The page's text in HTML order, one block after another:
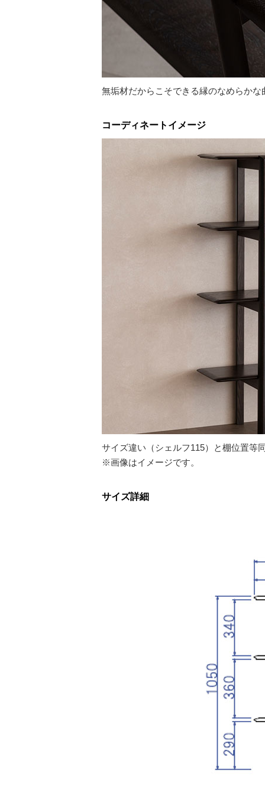
無垢材だからこそできる縁のなめらかな
コーディネートイメージ
サイズ違い（シェルフ115）と棚位置等
※画像はイメージです。
サイズ詳細